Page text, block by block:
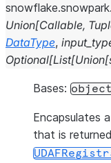
Union[Callable,
DataType,
Optional[List[Union[
Bases:
Encapsulates
that is